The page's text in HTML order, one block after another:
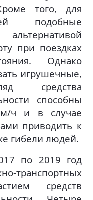
того, для
подобные
при поездках
Однако
игрушечные,
средства
способны
ч и в случае
приводить к
гибели людей.
по 2019 год
транспортных
средств